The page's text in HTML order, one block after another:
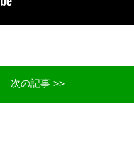
次の記事 >>